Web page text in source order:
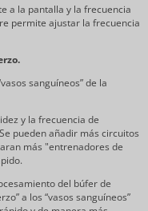
a la pantalla y la frecuencia
permite ajustar la frecuencia
sanguíneos” de la
y la frecuencia de
pueden añadir más circuitos
más "entrenadores de
del búfer de
a los “vasos sanguíneos”